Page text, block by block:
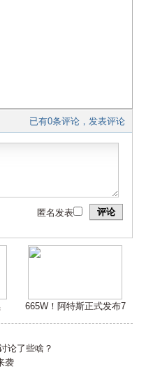
已有0条评论，发表评论
评论
匿名发表
665W！阿特斯正式发布7
论了些啥？
袭